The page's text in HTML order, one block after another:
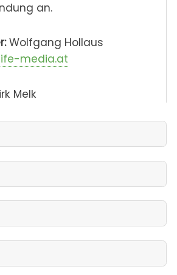
an.
Wolfgang Hollaus
media.at
Melk